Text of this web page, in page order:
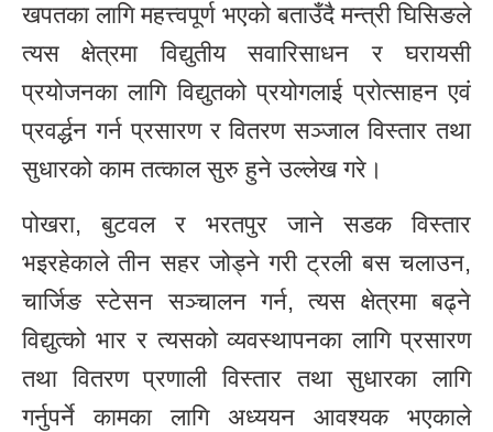
खपतका लागि महत्त्वपूर्ण भएको बताउँदै मन्त्री घिसिङले
त्यस क्षेत्रमा विद्युतीय सवारिसाधन र घरायसी
प्रयोजनका लागि विद्युतको प्रयोगलाई प्रोत्साहन एवं
प्रवर्द्धन गर्न प्रसारण र वितरण सञ्जाल विस्तार तथा
सुधारको काम तत्काल सुरु हुने उल्लेख गरे।
पोखरा, बुटवल र भरतपुर जाने सडक विस्तार
भइरहेकाले तीन सहर जोड्ने गरी ट्रली बस चलाउन,
चार्जिङ स्टेसन सञ्चालन गर्न, त्यस क्षेत्रमा बढ्ने
विद्युत्को भार र त्यसको व्यवस्थापनका लागि प्रसारण
तथा वितरण प्रणाली विस्तार तथा सुधारका लागि
गर्नुपर्ने कामका लागि अध्ययन आवश्यक भएकाले